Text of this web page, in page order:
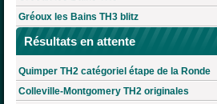
Gréoux les Bains TH3 blitz
Résultats en attente
Quimper TH2 catégoriel étape de la Ronde
Colleville-Montgomery TH2 originales